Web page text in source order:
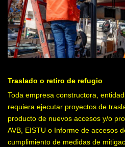
Traslado o retiro de refugio
Toda empresa constructora,
requiera ejecutar proyectos de
producto de nuevos accesos y/o
AVB, EISTU o Informe de accesos
cumplimiento de medidas de